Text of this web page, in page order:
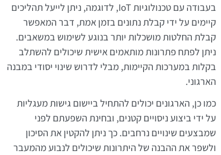
בעבודה עם טכנולוגיות IoT, לדוגמה, ניתן לייעל תהליכים
קיימים על ידי קבלת נתונים בזמן אמת, דבר המאפשר
קבלת החלטות מושכלות יותר בנוגע לשימוש במשאבים.
ניתן לפתח פתרונות מותאמים אישית שיכולים להשתלב
בקלות במערכות הקיימות, מבלי לדרוש שינוי יסודי במבנה
הארגוני.
כמו כן, הארגונים יכולים להתחיל ביישום גישות מעגליות
על ידי ביצוע ניסויים קטנים, ובחינת השפעתם לפני
שמבצעים שינויים נרחבים. כך ניתן להקטין את הסיכון
ולשפר את ההבנה של היתרונות שיכולים לנבוע מהמעבר